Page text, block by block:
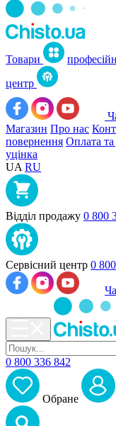
Товари
центр
Магазин Про нас
повернення Оплата та
уцінка
UA RU
Відділ продажу 0 800
Сервісний центр 0
0 800 336 842
Обране